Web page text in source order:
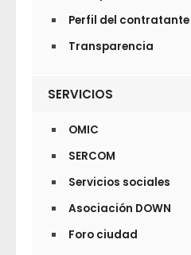
Perfil del contratante
Transparencia
SERVICIOS
OMIC
SERCOM
Servicios sociales
Asociación DOWN
Foro ciudad